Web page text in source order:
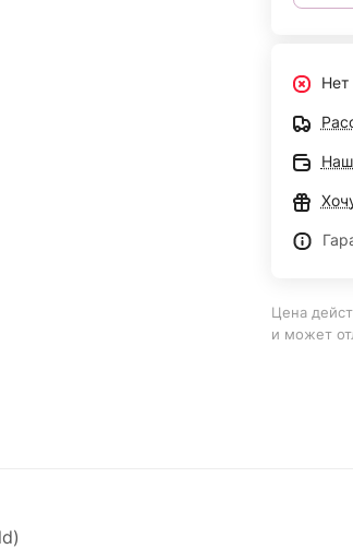
Нет
Цена
и может